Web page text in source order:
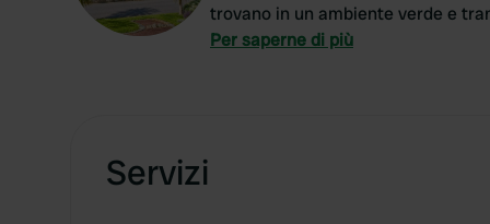
trovano in un ambiente verde e
servizio per camper e la splendida
Per saperne di più
Servizi